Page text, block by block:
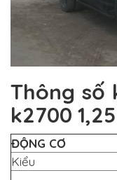
Thông số
k2700
ĐỘNG CƠ
Kiểu